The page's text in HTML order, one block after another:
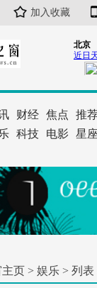
加入收藏
财经 焦点 推
科技 电影 星座
主页 > 娱乐 > 列表